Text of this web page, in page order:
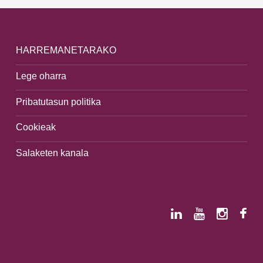
HARREMANETARAKO
Lege oharra
Pribatutasun politika
Cookieak
Salaketen kanala